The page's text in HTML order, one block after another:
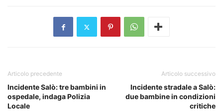
Articolo precedente
Incidente Salò: tre bambini in
ospedale, indaga Polizia
Locale
Articolo successivo
Incidente stradale a Salò:
due bambine in condizioni
critiche